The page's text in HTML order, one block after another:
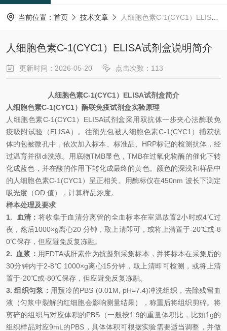
当前位置： 首页 技术文章 人细胞色素C-1(CYC1）ELISA试剂盒说明简介
人细胞色素C-1(CYC1）ELISA试剂盒说明简介
更新时间：2026-05-20 点击次数：113
人细胞色素C-1(CYC1） ELISA试剂盒简介
人细胞色素C-1(CYC1） 酶联免疫试剂盒实验原理
人细胞色素C-1(CYC1） ELISA试剂盒采用双抗体一步夹心法酶联免
疫吸附试验（ELISA）。往预先包被 人细胞色素C-1(CYC1） 捕获抗
体的包被微孔中，依次加入标本、标准品、 HRP标记的检测抗体，经
过温育并彻di洗涤。用底物TMB显色，TMB在过氧化物酶的催化下转
化成蓝色，并在酸的作用下转化成最终的黄色。颜色的深浅和样品中
的 人细胞色素C-1(CYC1） 呈正相关。用酶标仪在450nm 波长下测定
吸光度（OD 值），计算样品浓度。
样本处理及要求
1.
血清： 将收集于血清分离管的全血标本在室温放置2小时或4℃过
夜，然后1000×g离心20 分钟，取上清即可，或将上清置于-20℃或-8
0℃保存，但应避免反复冻融。
2.
血浆： 用EDTA或肝素作为抗凝剂采集标本，并将标本在采集后的
30分钟内于2-8℃ 1000×g离心15分钟，取上清即可检测，或将上清
置于-20℃或-80℃保存，但应避免反复冻融。
3. 组织匀浆： 用预冷的PBS (0.01M, pH=7.4)冲洗组织，去除残留血
液（匀浆中裂解的红细胞会影响测量结果），称重后将组织剪碎。将
剪碎的组织与对应体积的PBS（一般按1:9的重量体积比，比如1g的
组织样品对应9mL的PBS，具体体积可根据实验需要适当调整，并做